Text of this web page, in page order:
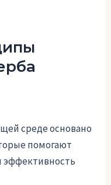
среде основано
помогают
эффективность